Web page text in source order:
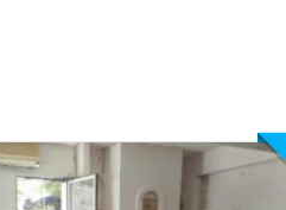
Featured